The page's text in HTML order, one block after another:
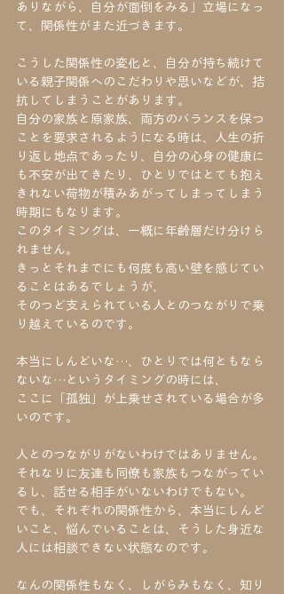
ありながら、自分が面倒をみる」立場になっ
て、関係性がまた近づきます。
こうした関係性の変化と、自分が持ち続けて
いる親子関係へのこだわりや思いなどが、拮
抗してしまうことがあります。
自分の家族と原家族、両方のバランスを保つ
ことを要求されるようになる時は、人生の折
り返し地点であったり、自分の心身の健康に
も不安が出てきたり、ひとりではとても抱え
きれない荷物が積みあがってしまってしまう
時期にもなります。
このタイミングは、一概に年齢層だけ分けら
れません。
きっとそれまでにも何度も高い壁を感じてい
ることはあるでしょうが、
そのつど支えられている人とのつながりで乗
り越えているのです。
本当にしんどいな…、ひとりでは何ともなら
ないな…というタイミングの時には、
ここに「孤独」が上乗せされている場合が多
いのです。
人とのつながりがないわけではありません。
それなりに友達も同僚も家族もつながってい
るし、話せる相手がいないわけでもない。
でも、それぞれの関係性から、本当にしんど
いこと、悩んでいることは、そうした身近な
人には相談できない状態なのです。
なんの関係性もなく、しがらみもなく、知り